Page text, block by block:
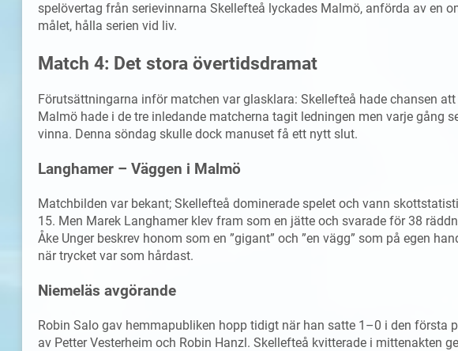
spelövertag från serievinnarna Skellefteå lyckades Malmö, anförda av en
målet, hålla serien vid liv.
Match 4: Det stora övertidsdramat
Förutsättningarna inför matchen var glasklara: Skellefteå hade chansen att
Malmö hade i de tre inledande matcherna tagit ledningen men varje gång
vinna. Denna söndag skulle dock manuset få ett nytt slut.
Langhamer – Väggen i Malmö
Matchbilden var bekant; Skellefteå dominerade spelet och vann
15. Men Marek Langhamer klev fram som en jätte och svarade för 38
Åke Unger beskrev honom som en ”gigant” och ”en vägg” som på egen
när trycket var som hårdast.
Niemeläs avgörande
Robin Salo gav hemmapubliken hopp tidigt när han satte 1–0 i den första
av Petter Vesterheim och Robin Hanzl. Skellefteå kvitterade i mittenakten